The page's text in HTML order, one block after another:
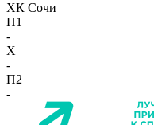
ХК Сочи
П1
-
X
-
П2
-